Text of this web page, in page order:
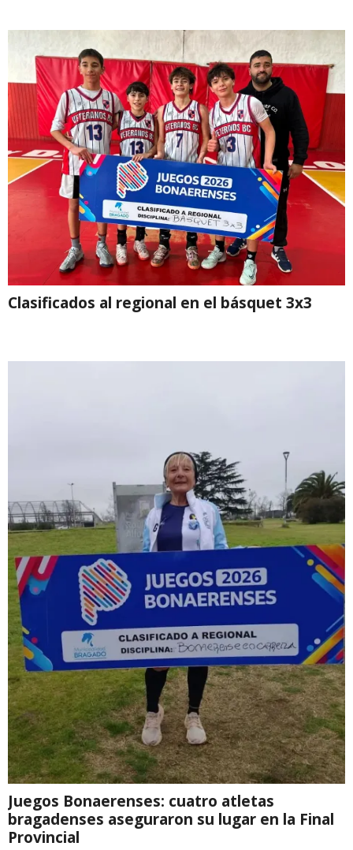
Clasificados al regional en el básquet 3x3
Juegos Bonaerenses: cuatro atletas
bragadenses aseguraron su lugar en la Final
Provincial